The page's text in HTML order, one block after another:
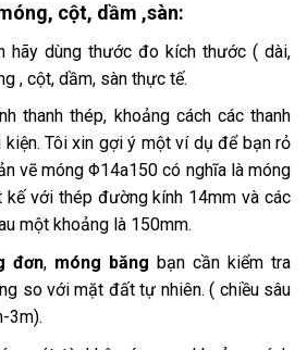
cột, dầm ,sàn:
hãy dùng thước đo kích thước ( dài,
, cột, dầm, sàn thực tế.
thanh thép, khoảng cách các thanh
Tôi xin gợi ý một ví dụ để bạn rỏ
vẽ móng Φ14a150 có nghĩa là móng
với thép đường kính 14mm và các
một khoảng là 150mm.
đơn, móng băng bạn cần kiểm tra
so với mặt đất tự nhiên. ( chiều sâu
3m).